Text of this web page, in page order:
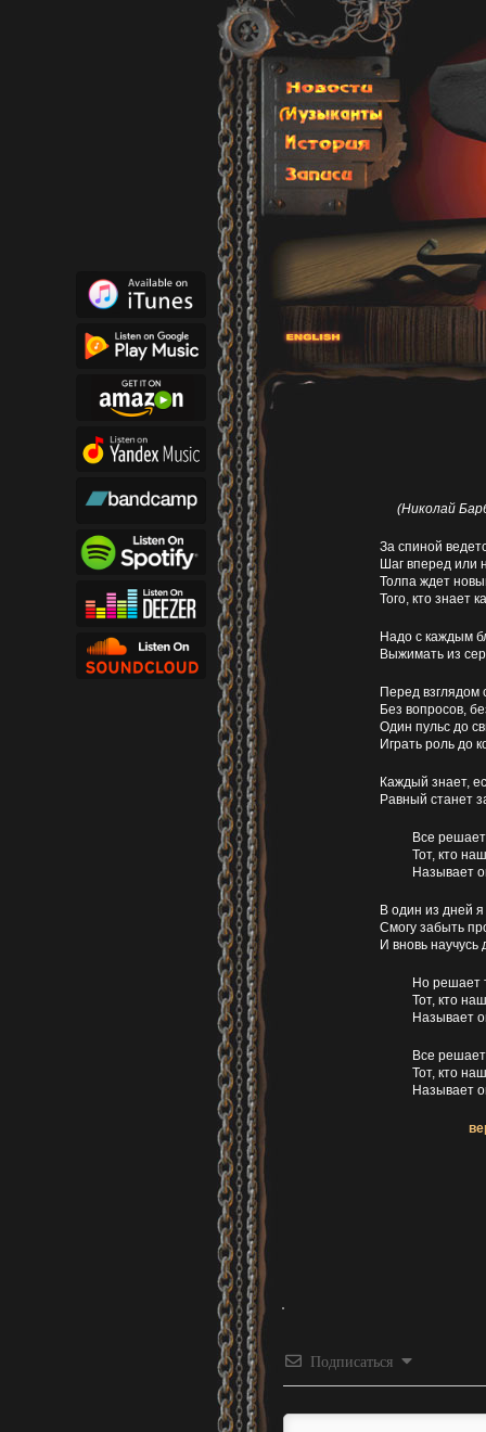
(Николай
За спиной
Шаг вперед или
Толпа ждет
Того, кто знает
Надо с каждым
Выжимать из
Перед взглядом
Без вопросов,
Один пульс до
Играть роль до
Каждый знает,
Равный станет
Все
Тот, кто
Называет
В один из дней я
Смогу забыть
И вновь
Но решает
Тот, кто
Называет
Все
Тот, кто
Называет
Подписаться